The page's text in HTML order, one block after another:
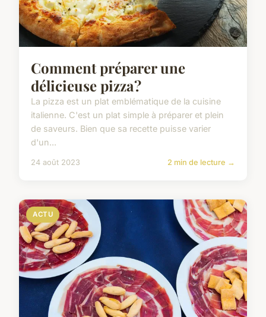
Comment préparer une
délicieuse pizza ?
La pizza est un plat emblématique de la cuisine
italienne. C'est un plat simple à préparer et plein
de saveurs. Bien que sa recette puisse varier
d'un...
24 août 2023 2 min de lecture →
ACTU